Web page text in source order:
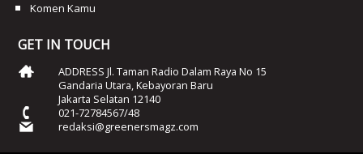
Komen Kamu
GET IN TOUCH
ADDRESS Jl. Taman Radio Dalam Raya No 15
Gandaria Utara, Kebayoran Baru
Jakarta Selatan 12140
021-72784567/48
redaksi@greenersmagz.com